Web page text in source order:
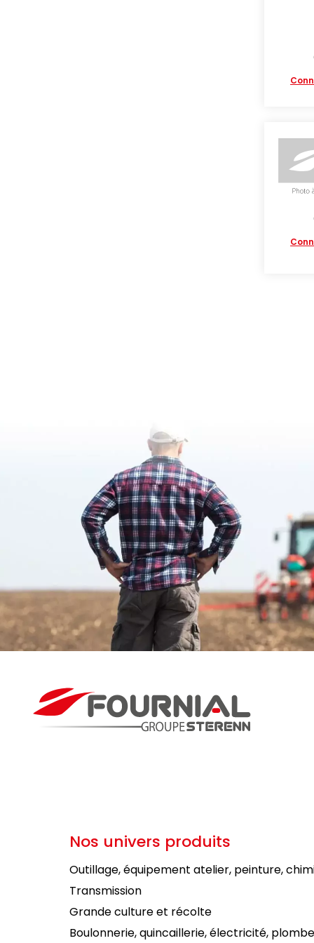
Nos univers produits
Outillage, équipement atelier, peinture,
Transmission
Grande culture et récolte
Boulonnerie, quincaillerie, électricité,